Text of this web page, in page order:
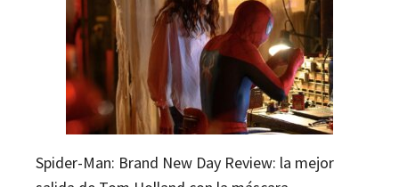
Spider-Man: Brand New Day Review: la mejor